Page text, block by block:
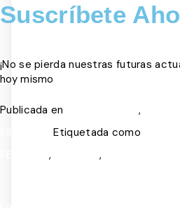
Suscríbete
¡No se pierda nuestras futuras
hoy mismo
Publicada en ,
Etiquetada como
, ,